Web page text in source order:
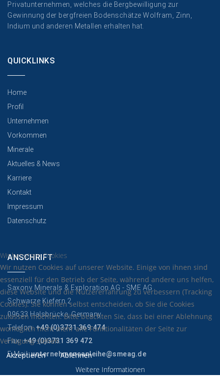
Privatunternehmen, welches die Bergbewilligung zur
Gewinnung der bergfreien Bodenschätze Wolfram, Zinn,
Indium und anderen Metallen erhalten hat.
QUICKLINKS
Home
Profil
Unternehmen
Vorkommen
Minerale
Aktuelles & News
Karriere
Kontakt
Impressum
Datenschutz
ANSCHRIFT
Saxony Minerals & Exploration AG - SME AG
Schwarze Kiefern 2
09633 Halsbrücke, Germany
Telefon:+49 (0)3731 369 474
Fax:+49 (0)3731 369 472
E-Mail:unternehmensanleihe@smeag.de
Wir benutzen Cookies
Wir nutzen Cookies auf unserer Website. Einige von ihnen sind
essenziell für den Betrieb der Seite, während andere uns helfen,
diese Website und die Nutzererfahrung zu verbessern (Tracking
Cookies). Sie können selbst entscheiden, ob Sie die Cookies
zulassen möchten. Bitte beachten Sie, dass bei einer Ablehnung
womöglich nicht mehr alle Funktionalitäten der Seite zur
Verfügung stehen.
Akzeptieren
Ablehnen
Weitere Informationen